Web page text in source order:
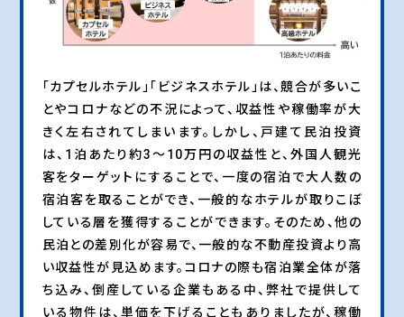
「カプセルホテル」「ビジネスホテル」は、競合が多いこ
とやコロナなどの不況によって、収益性や稼働率が大
きく左右されてしまいます。しかし、戸建て民泊投資
は、1泊あたり約3～10万円の収益性と、外国人観光
客をターゲットにすることで、一度の宿泊で大人数の
宿泊客を取ることができ、一般的なホテルが取りこぼ
している層を獲得することができます。そのため、他の
民泊との差別化が容易で、一般的な不動産投資より高
い収益性が見込めます。コロナの際も宿泊業全体が落
ち込み、倒産している企業もある中、弊社で提供して
いる物件は、単価を下げることもありましたが、稼働